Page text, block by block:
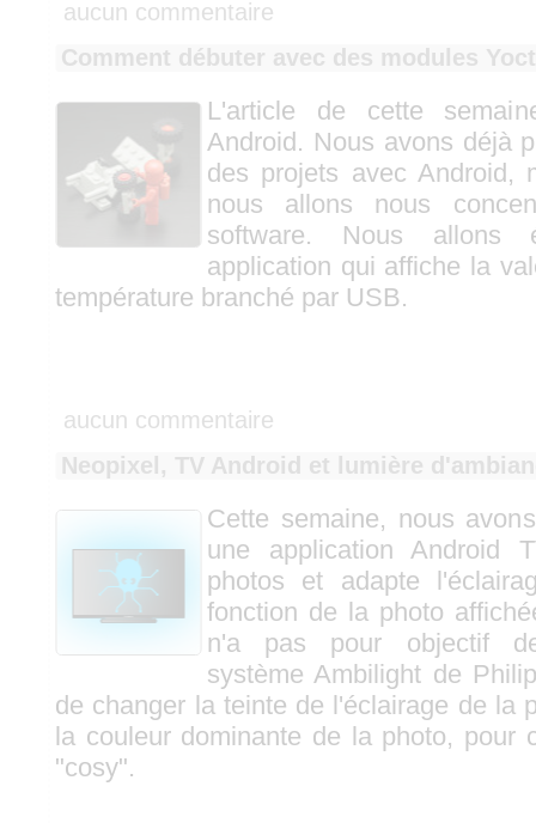
aucun commentaire
Comment débuter avec des modules
L'article de cette
Android. Nous avons déjà
des projets avec Android,
nous allons nous
software. Nous allons
application qui affiche la
température branché par USB.
aucun commentaire
Neopixel, TV Android et lumière
Cette semaine, nous
une application Android
photos et adapte
fonction de la photo
n'a pas pour objectif
système Ambilight de
de changer la teinte de l'éclairage de la
la couleur dominante de la photo, pour
"cosy".